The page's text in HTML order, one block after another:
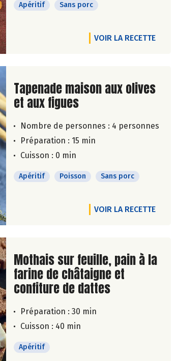
Apéritif Sans porc
VOIR LA RECETTE
Lire la suite de la recette
Tapenade maison aux olives
et aux figues
Nombre de personnes : 4 personnes
Préparation : 15 min
Cuisson : 0 min
Apéritif Poisson Sans porc
VOIR LA RECETTE
Lire la suite de la recette
Mothais sur feuille, pain à la
farine de châtaigne et
confiture de dattes
Préparation : 30 min
Cuisson : 40 min
Apéritif